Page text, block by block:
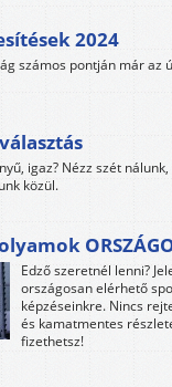
2024
számos pontján már az
igaz? Nézz szét
közül.
Edző szeretnél lenni?
országosan elérhető
képzéseinkre. Nincs
és kamatmentes
fizethetsz!